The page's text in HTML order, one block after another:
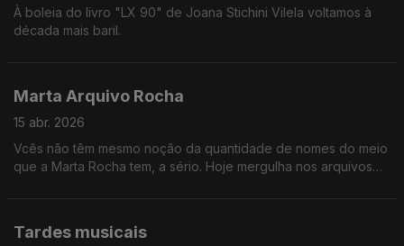
À boleia do livro "LX 90" de Joana Stichini Vilela voltamos à
década mais baril.
Marta Arquivo Rocha
15 abr. 2026
Vcês não têm mesmo noção da quantidade de nomes do meio
que a Marta Rocha tem, a sério. Hoje mergulha nos arquivos
Tardes musicais